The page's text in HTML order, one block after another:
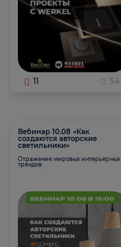
11 54
Вебинар 10.08 «Как
создаются авторские
светильники»
Отражение мировых интерьерных
трендов